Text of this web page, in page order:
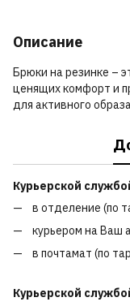
Описание
Брюки на резинке –
ценящих комфорт и
для активного
Курьерской
в отделение (по
курьером на Ваш
в почтамат (по
Курьерской